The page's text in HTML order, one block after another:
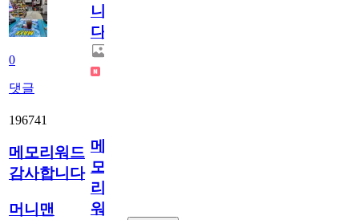
0
댓글
니
다.
196741
메모리워드
감사합니다
머니맨
메
모
리
워